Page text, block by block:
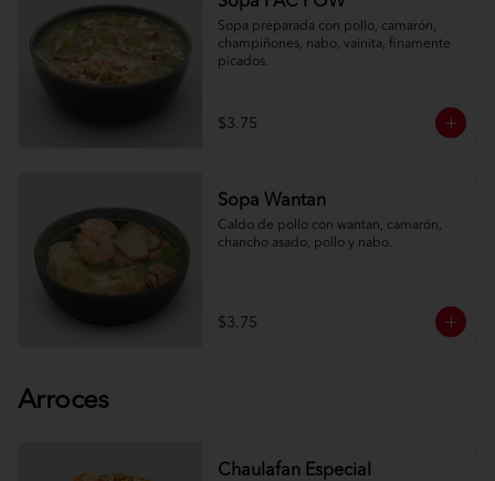
Sopa preparada con pollo, camarón,
champiñones, nabo, vainita, finamente
picados.
$3.75
Sopa Wantan
Caldo de pollo con wantan, camarón,
chancho asado, pollo y nabo.
$3.75
Arroces
Chaulafan Especial